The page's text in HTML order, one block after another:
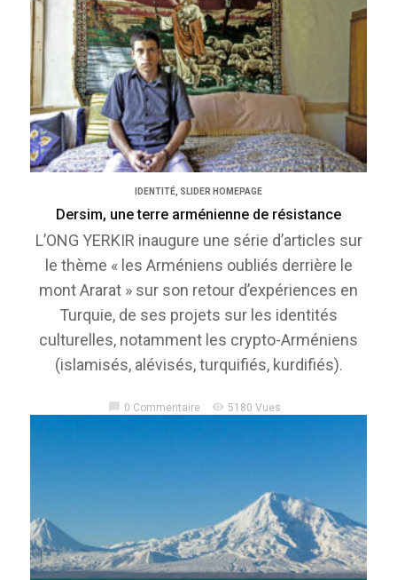
IDENTITÉ SLIDER HOMEPAGE
Dersim, une terre arménienne de résistance
L’ONG YERKIR inaugure une série d’articles sur
le thème « les Arméniens oubliés derrière le
mont Ararat » sur son retour d’expériences en
Turquie, de ses projets sur les identités
culturelles, notamment les crypto-Arméniens
(islamisés, alévisés, turquifiés, kurdifiés).
chat_bubble 0 Commentaire visibility 5180 Vues